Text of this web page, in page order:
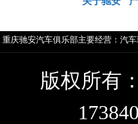
重庆驰安汽车俱乐部主要经营：汽
版权所有：